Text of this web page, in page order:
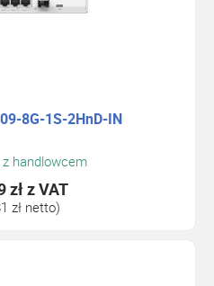
8G-1S-2HnD-IN
handlowcem
złz VAT
zł netto)